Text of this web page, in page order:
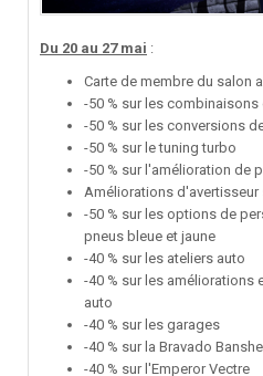
Du 20 au 27 mai :
Carte de membre du salon
-50 % sur les combinaisons
-50 % sur les conversions
-50 % sur le tuning turbo
-50 % sur l'amélioration de
Améliorations
-50 % sur les options de
pneus bleue et jaune
-40 % sur les ateliers auto
-40 % sur les
auto
-40 % sur les garages
-40 % sur la Bravado
-40 % sur l'Emperor Vectre